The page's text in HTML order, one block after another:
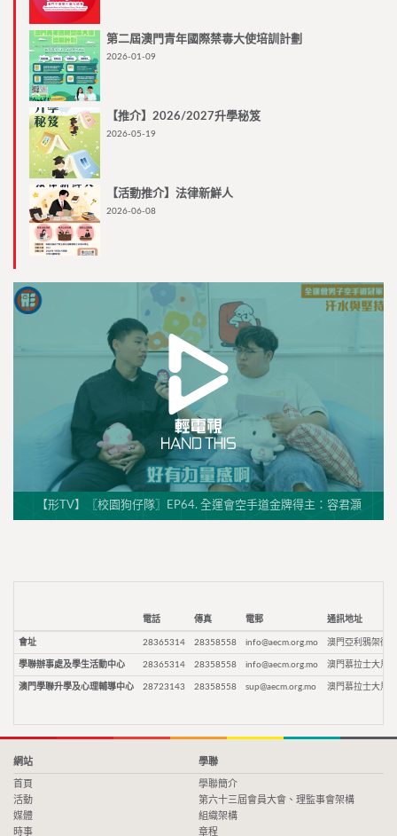
第二屆澳門青年國際禁毒大使培訓計劃
2026-01-09
【推介】2026/2027升學秘笈
2026-05-19
【活動推介】法律新鮮人
2026-06-08
【形TV】〖校園狗仔隊〗EP64. 全運會空手道金牌得主：容君灝
電話 傳真 電郵 通訊地址
會址 28365314 28358558 info@aecm.org.mo 澳門亞利鴉架街9
學聯辦事處及學生活動中心 28365314 28358558 info@aecm.org.mo 澳門慕拉士大馬
澳門學聯升學及心理輔導中心 28723143 28358558 sup@aecm.org.mo 澳門慕拉士大馬
網站
首頁
活動
媒體
時事
學聯
學聯簡介
第六十三屆會員大會、理監事會架構
組織架構
章程